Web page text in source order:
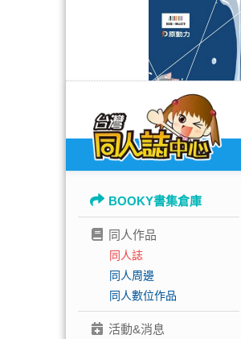
BOOKY書集倉庫
同人作品
同人誌
同人周邊
同人數位作品
活動&消息